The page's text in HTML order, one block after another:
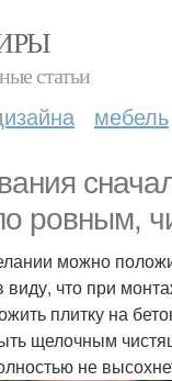
статьи
мебель
ровным,
можно
что при
плитку на
щелочным
не